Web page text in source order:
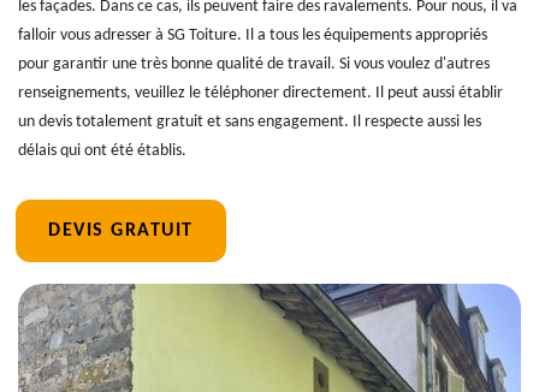
les façades. Dans ce cas, ils peuvent faire des ravalements. Pour nous, il va
falloir vous adresser à SG Toiture. Il a tous les équipements appropriés
pour garantir une très bonne qualité de travail. Si vous voulez d'autres
renseignements, veuillez le téléphoner directement. Il peut aussi établir
un devis totalement gratuit et sans engagement. Il respecte aussi les
délais qui ont été établis.
DEVIS GRATUIT